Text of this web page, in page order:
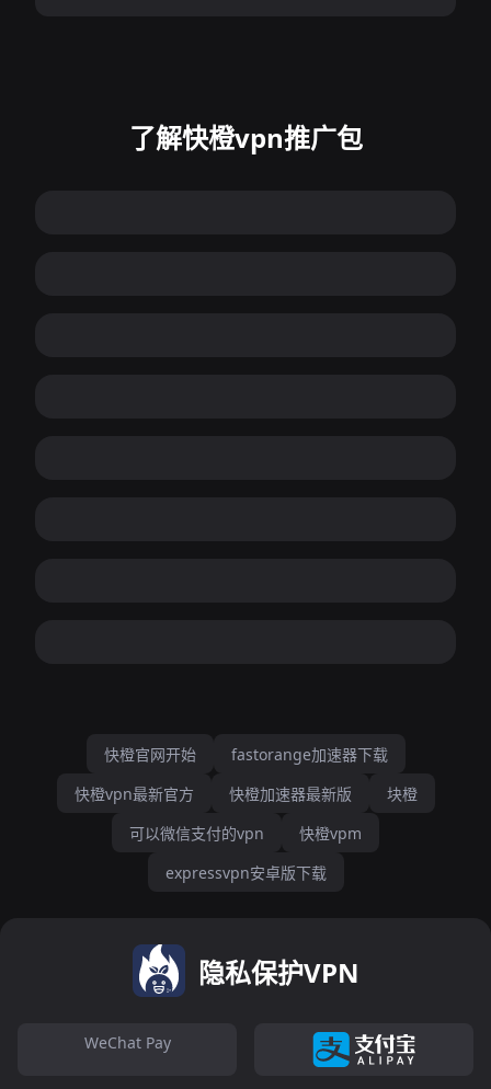
了解快橙vpn推广包
快橙官网开始
fastorange加速器下载
快橙vpn最新官方
快橙加速器最新版
块橙
可以微信支付的vpn
快橙vpm
expressvpn安卓版下载
隐私保护VPN
WeChat Pay